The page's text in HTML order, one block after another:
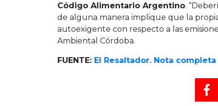
Código Alimentario Argentino.
de alguna manera implique que la
autoexigente con respecto a las
Ambiental Córdoba.
FUENTE: El Resaltador. Nota